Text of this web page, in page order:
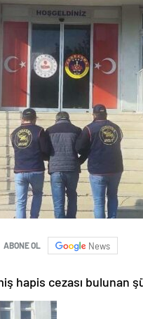
ABONE OL News
hapis cezası